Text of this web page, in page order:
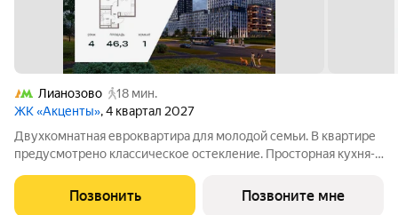
Лианозово
18 мин.
ЖК «Акценты», 4 квартал 2027
Двухкомнатная евроквартира для молодой семьи. В квартире
предусмотрено классическое остекление. Просторная кухня-
вечеров. Приватная спальня с зоной гардеробной и рабочим
местом. Ниша для
Позвонить Позвоните мне